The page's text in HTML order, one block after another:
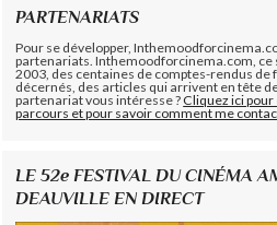
PARTENARIATS
Pour se développer,
partenariats. Inthemoodforcinema.com, ce
2003, des centaines de comptes-rendus
décernés, des articles qui arrivent en tête
partenariat vous intéresse ?Cliquez ici pour
parcours et pour savoir comment me
LE 52e FESTIVAL DU CINÉMA
DEAUVILLE EN DIRECT